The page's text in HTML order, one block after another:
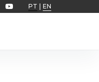
PT EN